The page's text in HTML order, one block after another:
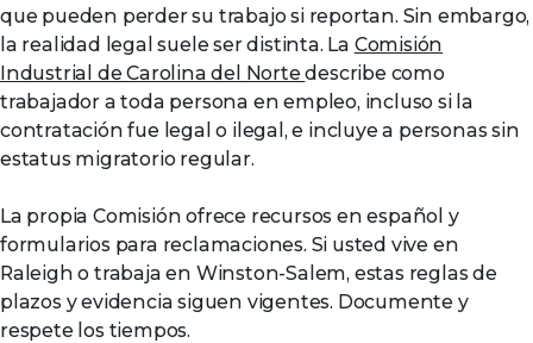
que pueden perder su trabajo si reportan. Sin embargo,
la realidad legal suele ser distinta. La Comisión
Industrial de Carolina del Nortedescribe como
trabajador a toda persona en empleo, incluso si la
contratación fue legal o ilegal, e incluye a personas sin
estatus migratorio regular.
La propia Comisión ofrece recursos en español y
formularios para reclamaciones. Si usted vive en
Raleigh o trabaja en Winston-Salem, estas reglas de
plazos y evidencia siguen vigentes. Documente y
respete los tiempos.